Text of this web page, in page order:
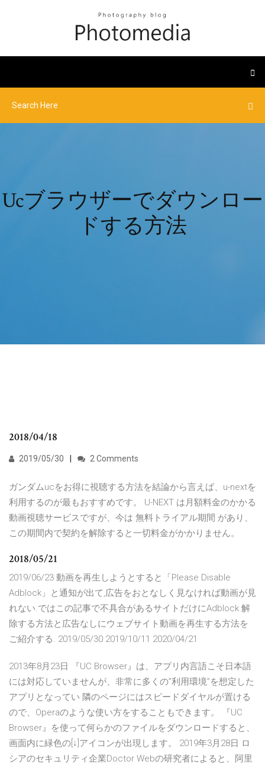
Ucブラウザーでダウンロー
ドする方法
2018/04/18
2019/05/30 2 Comments
ガンダムucをお得に視聴する方法を結論から言えば、u-nextを
利用するのが最もおすすめです。 U-NEXT は月額料金のかかる
動画視聴サービスですが、今は 無料トライアル期間 があり、
この期間内で契約を解除すると一切料金がかかりません。
2018/05/21
2019/06/23 動画を再生しようとすると「Please Disable
Adblock」と通知が出て,広告をおとなしく見なければ動画が見
れない.ではこの記事で不具合があるサイトだけにAdblock 解
除する方法と広告なしにウェブサイト動画を再生する方法を
ご紹介する. 2019/05/30 2019/10/11 2020/04/21
2013年8月23日 『UC Browser』は、アプリ内言語こそ日本語
には対応していませんが、非常に多くの”利用環境”を想定した
アプリとなってい 隣のページにはスピードダイヤルが置ける
ので、Operaのような使い方をすることもできます。 『UC
Browser』を使って何らかのファイルをダウンロードすると、
画面内に緑色の[↓]アイコンが出現します。 2019年3月28日 ロ
シアのセキュリティ企業Doctor Webの研究者によると、阿里